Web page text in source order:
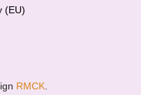
(EU)
RMCK